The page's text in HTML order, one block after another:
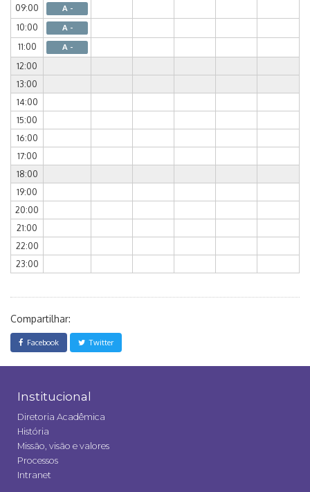
09:00
A -
10:00 A -
11:00 A -
12:00
13:00
14:00
15:00
16:00
17:00
18:00
19:00
20:00
21:00
22:00
23:00
Compartilhar:
Facebook Twitter
Institucional
Diretoria Acadêmica
História
Missão, visão e valores
Processos
Intranet